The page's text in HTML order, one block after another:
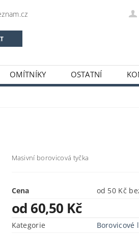
OMÍTNÍKY OSTATNÍ
Masivní borovicová tyčka
Cena od
od 60,50 Kč
Kategorie
Borovicové